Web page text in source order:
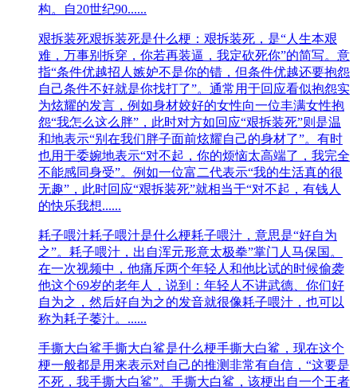
构。自20世纪90......
艰拆装死艰拆装死是什么梗：艰拆装死，是“人生本艰
难，万事别拆穿，你若再装逼，我定砍死你”的简写。意
指“条件优越招人嫉妒不是你的错，但条件优越还要抱怨
自己条件不好就是你找打了”。通常用于回应看似抱怨实
为炫耀的发言，例如身材姣好的女性向一位丰满女性抱
怨“我怎么这么胖”，此时对方如回应“艰拆装死”则是温
和地表示“别在我们胖子面前炫耀自己的身材了”。有时
也用于委婉地表示“对不起，你的烦恼太高端了，我完全
不能感同身受”。例如一位富二代表示“我的生活真的很
无趣”，此时回应“艰拆装死”就相当于“对不起，有钱人
的快乐我想......
耗子喂汁耗子喂汁是什么梗耗子喂汁，意思是“好自为
之”。耗子喂汁，出自浑元形意太极拳”掌门人马保国。
在一次视频中，他痛斥两个年轻人和他比试的时候偷袭
他这个69岁的老年人，说到：年轻人不讲武德、你们好
自为之，然后好自为之的发音就很像耗子喂汁，也可以
称为耗子萎汁。......
手撕大白鲨手撕大白鲨是什么梗手撕大白鲨，现在这个
梗一般都是用来表示对自己的推测非常有自信，“这要是
不死，我手撕大白鲨”。手撕大白鲨，该梗出自一个王者